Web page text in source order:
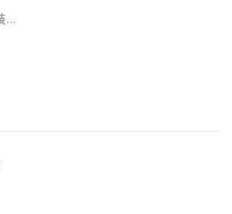
韓國東大門直送 BOLD 女裝上衣